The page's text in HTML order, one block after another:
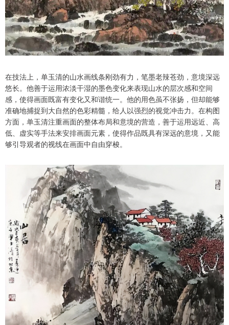
在技法上，单玉清的山水画线条刚劲有力，笔墨老辣苍劲，意境深远
悠长。他善于运用浓淡干湿的墨色变化来表现山水的层次感和空间
感，使得画面既富有变化又和谐统一。他的用色虽不张扬，但却能够
准确地捕捉到大自然的色彩精髓，给人以强烈的视觉冲击力。在构图
方面，单玉清注重画面的整体布局和意境的营造，善于运用远近、高
低、虚实等手法来安排画面元素，使得作品既具有深远的意境，又能
够引导观者的视线在画面中自由穿梭。